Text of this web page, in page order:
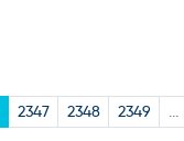
2347 2348 2349